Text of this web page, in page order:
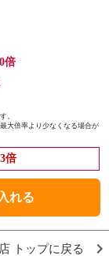
倍
。
大倍率より少なくなる場合が
倍
れる
トップに戻る